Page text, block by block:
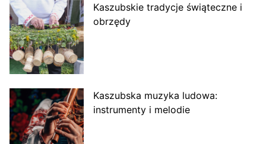
Kaszubskie tradycje świąteczne i
obrzędy
Kaszubska muzyka ludowa:
instrumenty i melodie